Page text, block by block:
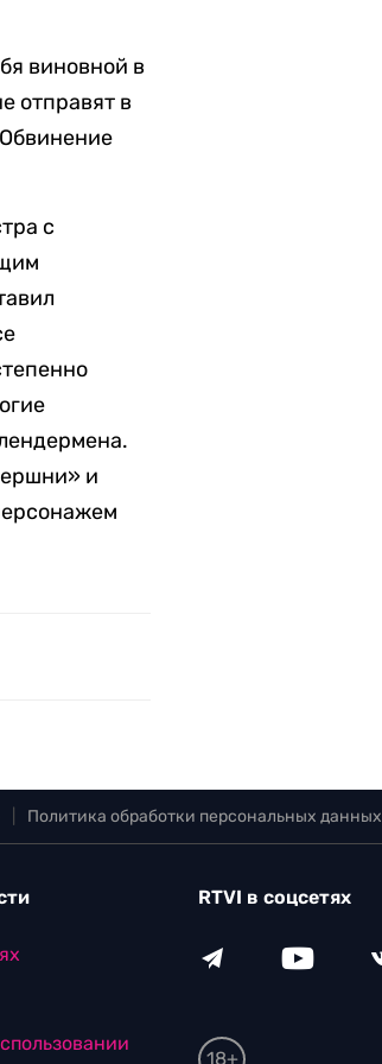
виновной в
отправят в
с
и
Политика обработки персональных данных
RTVI в соцсетях
18+